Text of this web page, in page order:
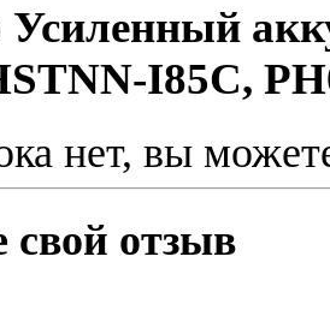
I85C,
нет, вы
отзыв